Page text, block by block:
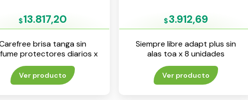
$13.817,20
brisa tanga sin
protectores diarios x
60 unidades
Ver producto
$3.912,69
Siempre libre adapt plus sin
alas toa x 8 unidades
Ver producto